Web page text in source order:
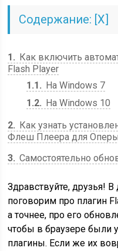
Содержание: [Х]
1
Как включить
Flash Player
1.1
На Windows 7
1.2
На Windows 10
2
Как узнать
Флеш Плеера для Оперы
3 Самостоятельно
Здравствуйте, друзья!
поговорим про плагин
а точнее, про его
чтобы в браузере были
плагины. Если же их